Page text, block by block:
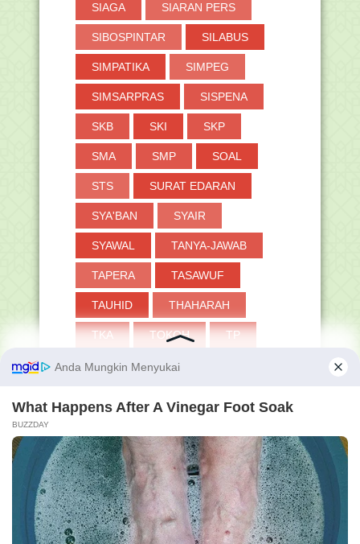
SIAGA SIARAN PERS
SIBOSPINTAR SILABUS
SIMPATIKA SIMPEG
SIMSARPRAS SISPENA
SKB SKI SKP
SMA SMP SOAL
STS SURAT EDARAN
SYA'BAN SYAIR
SYAWAL TANYA-JAWAB
TAPERA TASAWUF
TAUHID THAHARAH
TKA TOKOH TP
TPG TRIK
UMUM VERVAL PD
WUDHU ZAKAT
dan blog ini terus berkembang